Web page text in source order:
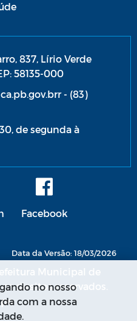
837, Lírio Verde
58135-000
- (83)
de segunda à
Facebook
Data da Versão: 18/03/2026
Municipal de
direitos reservados.
no nosso
com a nossa